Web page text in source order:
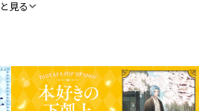
電子書籍を含む）
録！
ろしＳＳも入っています！
見る